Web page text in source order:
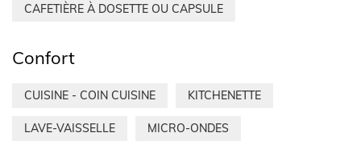
CAFETIÈRE À DOSETTE OU CAPSULE
Confort
CUISINE - COIN CUISINE KITCHENETTE
LAVE-VAISSELLE MICRO-ONDES